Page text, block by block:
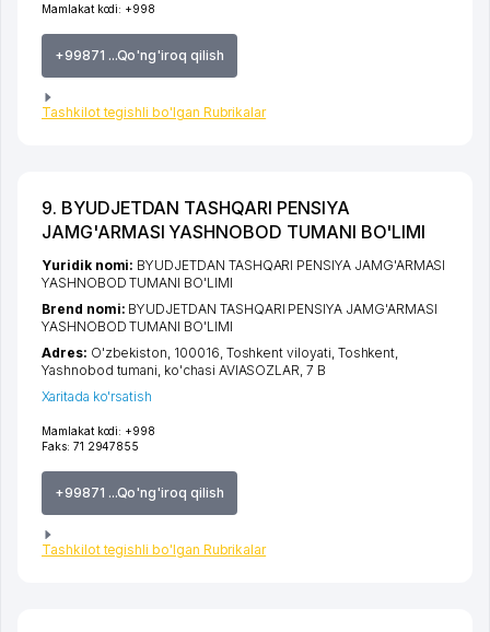
Mamlakat kodi: +998
+99871 ...Qo'ng'iroq qilish
Tashkilot tegishli bo'lgan Rubrikalar
9. BYUDJETDAN TASHQARI PENSIYA
JAMG'ARMASI YASHNOBOD TUMANI BO'LIMI
Mamlakat kodi: +998
Faks: 71 2947855
+99871 ...Qo'ng'iroq qilish
Tashkilot tegishli bo'lgan Rubrikalar
Yuridik nomi: BYUDJETDAN TASHQARI PENSIYA JAMG'ARMASI
YASHNOBOD TUMANI BO'LIMI
Brend nomi: BYUDJETDAN TASHQARI PENSIYA JAMG'ARMASI
YASHNOBOD TUMANI BO'LIMI
Adres: O'zbekiston, 100016, Toshkent viloyati Toshkent
Yashnobod tumani ko'chasi AVIASOZLAR , 7 B
Xaritada ko'rsatish